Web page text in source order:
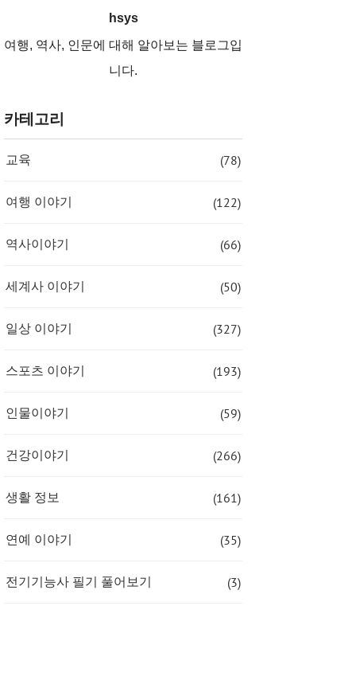
hsys
여행, 역사, 인문에 대해 알아보는 블로그입
니다.
카테고리
교육 (78)
여행 이야기 (122)
역사이야기 (66)
세계사 이야기 (50)
일상 이야기 (327)
스포츠 이야기 (193)
인물이야기 (59)
건강이야기 (266)
생활 정보 (161)
연예 이야기 (35)
전기기능사 필기 풀어보기 (3)